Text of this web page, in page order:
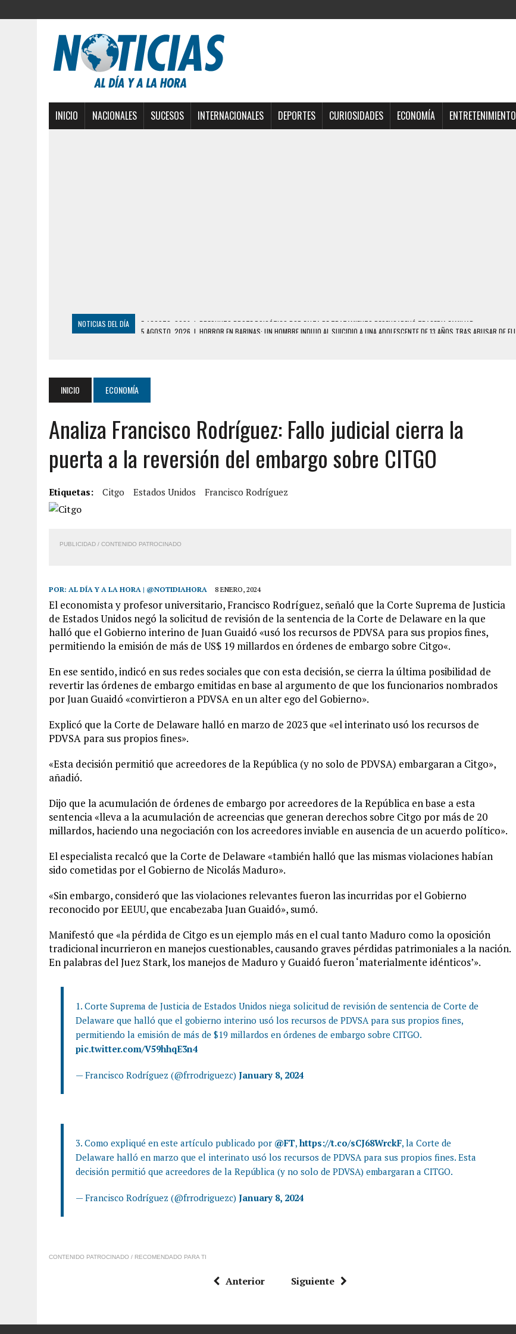
INICIO NACIONALES SUCESOS INTERNACIONALES DEPORTES CURIOSIDADES ECONOMÍA ENTRETENIMIENTO
NOTICIAS DEL DÍA 5 AGOSTO, 2026 | HORROR EN BARINAS: UN HOMBRE INDUJO AL SUICIDIO A UNA ADOLESCENTE DE 13 AÑOS TRAS ABUSAR DE ELLA
2 AGOSTO, 2026 | AYUDABA A PERSONAS EN SITUACIÓN DE CALLE Y MURIÓ A MANOS DE VARIOS DE ELLOS EN MATURÍN
2 AGOSTO, 2026
COLAPSÓ TECHO DE UNA VIVIENDA EN EL CENTRO DE CARACAS CON MÁS DE 20 PERSONAS ADENTRO
2 AGOSTO, 2026
| FALCÓN: MUJER ATACÓ CON UN CUCHILLO A SUS HIJOS, UNO PERDIÓ LA VIDA
6 AGOSTO, 2026
|
MISTERIOSA MUERTE DE MODELO EN MONAGAS: HALLARON EL CUERPO DENTRO DE SU CASA
6 AGOSTO, 2026
CONMOCIÓN EN COLORADO POR ASESINATO DE UNA ADOLESCENTE VENEZOLANA EN REUNIÓN CON AMIGOS
INICIO ECONOMÍA
Analiza Francisco Rodríguez: Fallo judicial cierra la
puerta a la reversión del embargo sobre CITGO
Etiquetas: Citgo Estados Unidos Francisco Rodríguez
PUBLICIDAD / CONTENIDO PATROCINADO
POR: AL DÍA Y A LA HORA | @NOTIDIAHORA 8 ENERO, 2024
El economista y profesor universitario, Francisco Rodríguez, señaló que la Corte Suprema de Justicia
de Estados Unidos negó la solicitud de revisión de la sentencia de la Corte de Delaware en la que
halló que el Gobierno interino de Juan Guaidó «usó los recursos de PDVSA para sus propios fines,
permitiendo la emisión de más de US$ 19 millardos en órdenes de embargo sobre Citgo«.
En ese sentido, indicó en sus redes sociales que con esta decisión, se cierra la última posibilidad de
revertir las órdenes de embargo emitidas en base al argumento de que los funcionarios nombrados
por Juan Guaidó «convirtieron a PDVSA en un alter ego del Gobierno».
Explicó que la Corte de Delaware halló en marzo de 2023 que «el interinato usó los recursos de
PDVSA para sus propios fines».
«Esta decisión permitió que acreedores de la República (y no solo de PDVSA) embargaran a Citgo»,
añadió.
Dijo que la acumulación de órdenes de embargo por acreedores de la República en base a esta
sentencia «lleva a la acumulación de acreencias que generan derechos sobre Citgo por más de 20
millardos, haciendo una negociación con los acreedores inviable en ausencia de un acuerdo político».
El especialista recalcó que la Corte de Delaware «también halló que las mismas violaciones habían
sido cometidas por el Gobierno de Nicolás Maduro».
«Sin embargo, consideró que las violaciones relevantes fueron las incurridas por el Gobierno
reconocido por EEUU, que encabezaba Juan Guaidó», sumó.
Manifestó que «la pérdida de Citgo es un ejemplo más en el cual tanto Maduro como la oposición
tradicional incurrieron en manejos cuestionables, causando graves pérdidas patrimoniales a la nación.
En palabras del Juez Stark, los manejos de Maduro y Guaidó fueron ‘materialmente idénticos’».
1. Corte Suprema de Justicia de Estados Unidos niega solicitud de revisión de sentencia de Corte de
Delaware que halló que el gobierno interino usó los recursos de PDVSA para sus propios fines,
permitiendo la emisión de más de $19 millardos en órdenes de embargo sobre CITGO.
pic.twitter.com/V59hhqE3n4
— Francisco Rodríguez (@frrodriguezc) January 8, 2024
3. Como expliqué en este artículo publicado por @FT, https://t.co/sCJ68WrckF, la Corte de
Delaware halló en marzo que el interinato usó los recursos de PDVSA para sus propios fines. Esta
decisión permitió que acreedores de la República (y no solo de PDVSA) embargaran a CITGO.
— Francisco Rodríguez (@frrodriguezc) January 8, 2024
CONTENIDO PATROCINADO / RECOMENDADO PARA TI
Anterior Siguiente